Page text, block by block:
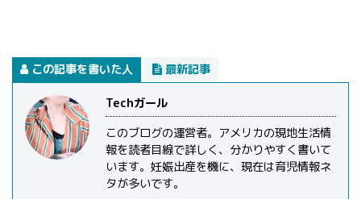
この記事を書いた人 最新記事
Techガール
このブログの運営者。アメリカの現地生活情
報を読者目線で詳しく、分かりやすく書いて
います。妊娠出産を機に、現在は育児情報ネ
タが多いです。